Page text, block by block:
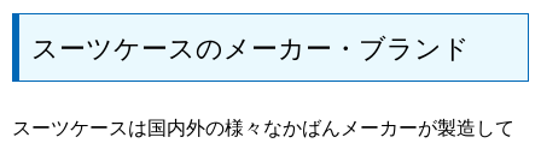
スーツケースのメーカー・ブランド
スーツケースは国内外の様々なかばんメーカーが製造して